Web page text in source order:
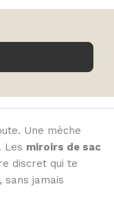
Une mèche
Les miroirs de sac
discret qui te
sans jamais